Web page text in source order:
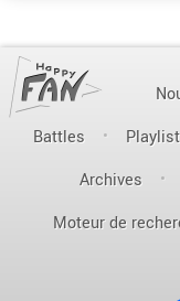
Battles
Archives
Moteur de